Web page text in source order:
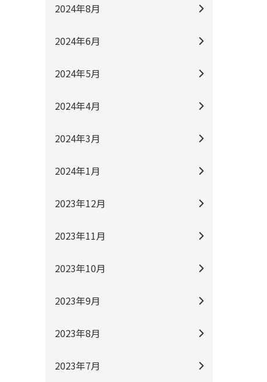
2024年8月
2024年6月
2024年5月
2024年4月
2024年3月
2024年1月
2023年12月
2023年11月
2023年10月
2023年9月
2023年8月
2023年7月